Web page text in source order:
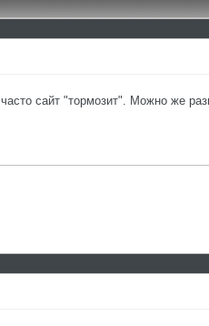
сайт "тормозит". Можно же